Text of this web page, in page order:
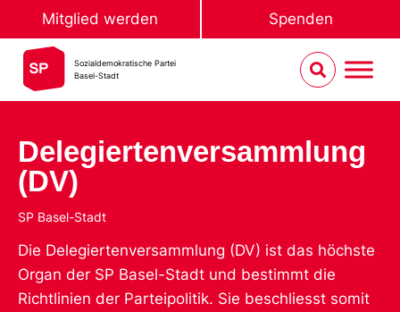
Mitglied werden Spenden
Sozialdemokratische Partei
Basel-Stadt
Delegiertenversammlung
(DV)
SP Basel-Stadt
Die Delegiertenversammlung (DV) ist das höchste
Organ der SP Basel-Stadt und bestimmt die
Richtlinien der Parteipolitik. Sie beschliesst somit